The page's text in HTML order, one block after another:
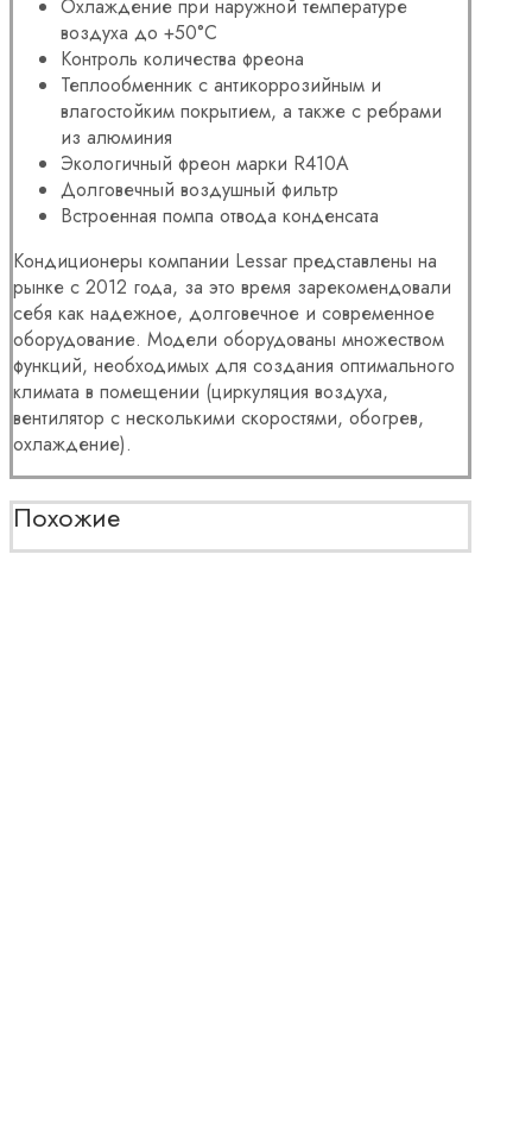
Охлаждение при наружной температуре
воздуха до +50°C
Контроль количества фреона
Теплообменник с антикоррозийным и
влагостойким покрытием, а также с ребрами
из алюминия
Экологичный фреон марки R410A
Долговечный воздушный фильтр
Встроенная помпа отвода конденсата
Кондиционеры компании Lessar представлены на
рынке с 2012 года, за это время зарекомендовали
себя как надежное, долговечное и современное
оборудование. Модели оборудованы множеством
функций, необходимых для создания оптимального
климата в помещении (циркуляция воздуха,
вентилятор с несколькими скоростями, обогрев,
охлаждение).
Похожие